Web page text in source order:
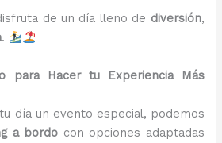
de un día lleno de diversión,
.
para Hacer tu Experiencia Más
día un evento especial, podemos
a bordo con opciones adaptadas